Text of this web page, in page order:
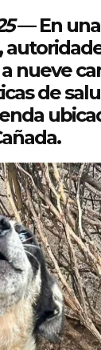
— En
nueve
de